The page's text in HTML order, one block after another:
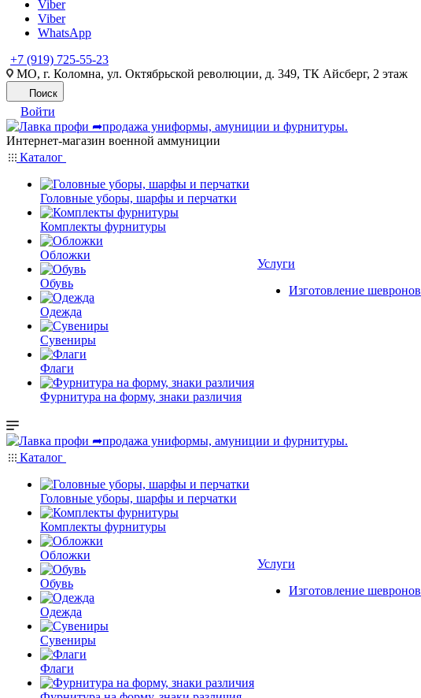
Viber
Viber
WhatsApp
+7 (919) 725-55-23
МО, г. Коломна, ул. Октябрьской революции, д. 349, ТК Айсберг, 2 этаж
Поиск
Войти
Интернет-магазин военной аммуниции
Каталог
Головные уборы, шарфы и перчатки
Комплекты фурнитуры
Обложки
Обувь
Одежда
Сувениры
Флаги
Фурнитура на форму, знаки различия
Услуги
Изготовление шевронов
Каталог
Головные уборы, шарфы и перчатки
Комплекты фурнитуры
Обложки
Обувь
Одежда
Сувениры
Флаги
Услуги
Изготовление шевронов